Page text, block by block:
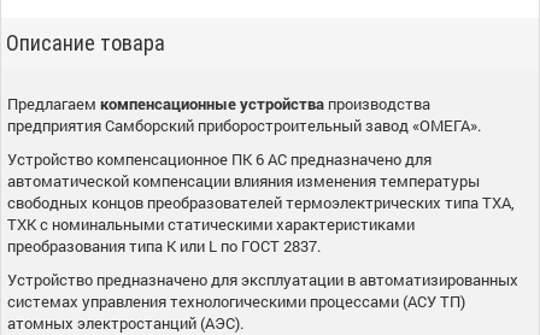
Описание товара
Предлагаем компенсационные устройства производства
предприятия Самборский приборостроительный завод «ОМЕГА».
Устройство компенсационное ПК 6 АС предназначено для
автоматической компенсации влияния изменения температуры
свободных концов преобразователей термоэлектрических типа ТХА,
ТХК с номинальными статическими характеристиками
преобразования типа К или L по ГОСТ 2837.
Устройство предназначено для эксплуатации в автоматизированных
системах управления технологическими процессами (АСУ ТП)
атомных электростанций (АЭС).